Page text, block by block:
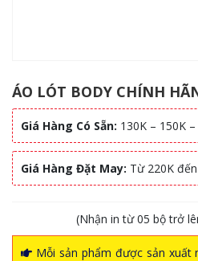
ÁO LÓT BODY CHÍNH
Giá Hàng Có Sẵn: 130K – 150K
Giá Hàng Đặt May: Từ 220K
(Nhận in từ 05 bộ trở
Mỗi sản phẩm được sản xuất